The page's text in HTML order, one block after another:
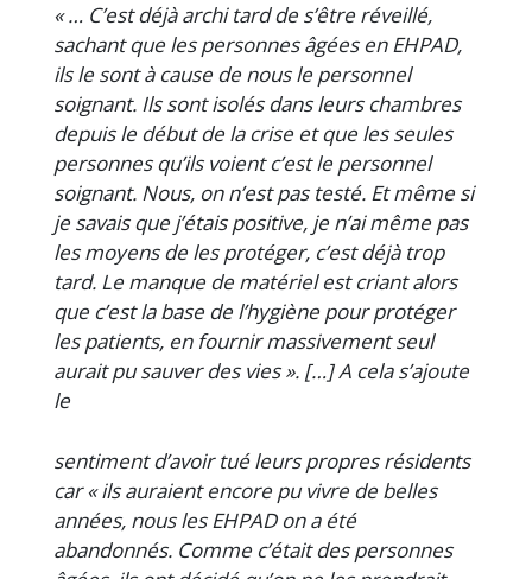
« … C’est déjà archi tard de s’être réveillé,
sachant que les personnes âgées en EHPAD,
ils le sont à cause de nous le personnel
soignant. Ils sont isolés dans leurs chambres
depuis le début de la crise et que les seules
personnes qu’ils voient c’est le personnel
soignant. Nous, on n’est pas testé. Et même si
je savais que j’étais positive, je n’ai même pas
les moyens de les protéger, c’est déjà trop
tard. Le manque de matériel est criant alors
que c’est la base de l’hygiène pour protéger
les patients, en fournir massivement seul
aurait pu sauver des vies ». […] A cela s’ajoute
le
sentiment d’avoir tué leurs propres résidents
car « ils auraient encore pu vivre de belles
années, nous les EHPAD on a été
abandonnés. Comme c’était des personnes